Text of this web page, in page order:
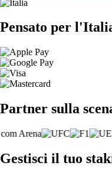
Pensato per
Partner sulla
Gestisci il tuo